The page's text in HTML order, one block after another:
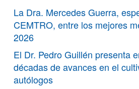
La Dra. Mercedes Guerra,
CEMTRO, entre los mejores
2026
El Dr. Pedro Guillén presenta
décadas de avances en el
autólogos